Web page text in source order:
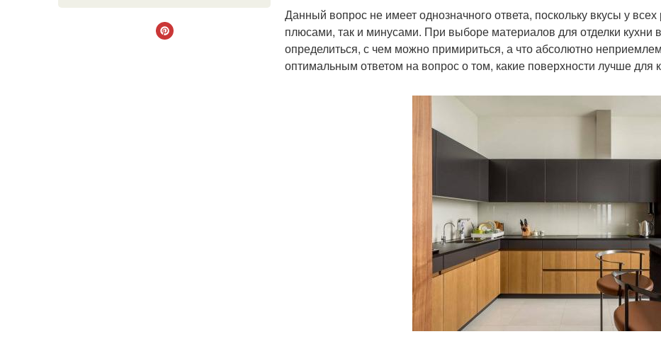
Данный вопрос не имеет однозначного ответа, поскольку вкусы у
плюсами, так и минусами. При выборе материалов для отделки кухни
определиться, с чем можно примириться, а что абсолютно
оптимальным ответом на вопрос о том, какие поверхности лучше для